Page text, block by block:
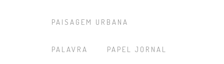
PAISAGEM URBANA
PALAVRA PAPEL JORNAL